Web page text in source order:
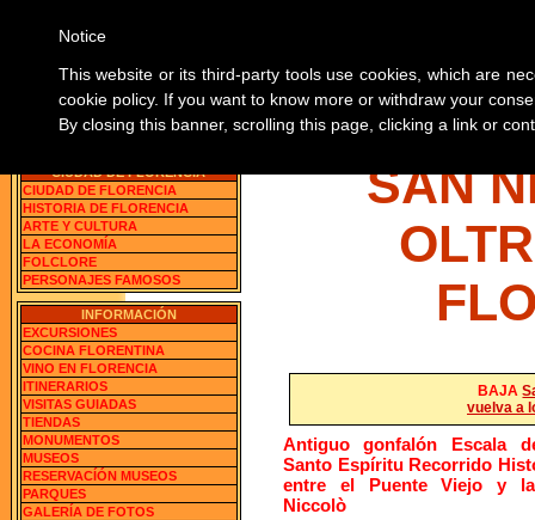
Florencia, Italia BUSCA LAS
CIUDAD DE FLORENCIA
CIUDAD DE FLORENCIA
HISTORIA DE FLORENCIA
ARTE Y CULTURA
LA ECONOMÍA
FOLCLORE
PERSONAJES FAMOSOS
INFORMACIÓN
EXCURSIONES
COCINA FLORENTINA
VINO EN FLORENCIA
ITINERARIOS
VISITAS GUIADAS
TIENDAS
MONUMENTOS
MUSEOS
RESERVACÍÓN MUSEOS
PARQUES
GALERÍA DE FOTOS
SAN
BAJA
vuelva a
Antiguo gonfalón Escala
Santo Espíritu Recorrido
entre el Puente Viejo y
Niccolò
Notice
This website or its third-party tools use cookies, which are
cookie policy. If you want to know more or withdraw your
By closing this banner, scrolling this page, clicking a link or